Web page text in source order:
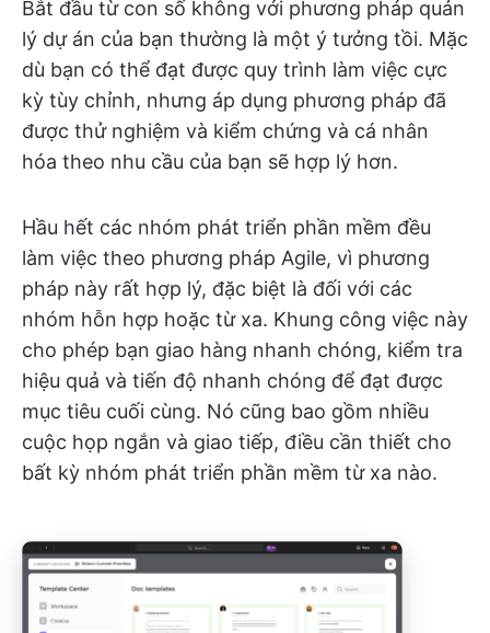
Bắt đầu từ con số không với phương pháp quản
lý dự án của bạn thường là một ý tưởng tồi. Mặc
dù bạn có thể đạt được quy trình làm việc cực
kỳ tùy chỉnh, nhưng áp dụng phương pháp đã
được thử nghiệm và kiểm chứng và cá nhân
hóa theo nhu cầu của bạn sẽ hợp lý hơn.
Hầu hết các nhóm phát triển phần mềm đều
làm việc theo phương pháp Agile, vì phương
pháp này rất hợp lý, đặc biệt là đối với các
nhóm hỗn hợp hoặc từ xa. Khung công việc này
cho phép bạn giao hàng nhanh chóng, kiểm tra
hiệu quả và tiến độ nhanh chóng để đạt được
mục tiêu cuối cùng. Nó cũng bao gồm nhiều
cuộc họp ngắn và giao tiếp, điều cần thiết cho
bất kỳ nhóm phát triển phần mềm từ xa nào.